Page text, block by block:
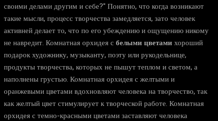
своими делами другим и себе?" Понятно, что когда возникают
такие мысли, процесс творчества замедляется, зато человек
активней делает то, что по его убеждению и ощущению никому
не навредит. Комнатная орхидея с белыми цветами хороший
подарок художнику, музыканту, поэту или рукодельнице,
продукты творчества, которых не пышут теплом и светом, а
наполнены грустью. Комнатная орхидея с желтыми и
оранжевыми цветами вдохновляют человека на творчество, так
как желтый цвет стимулирует к творческой работе. Комнатная
орхидея с темно-красными цветами заставляют человека